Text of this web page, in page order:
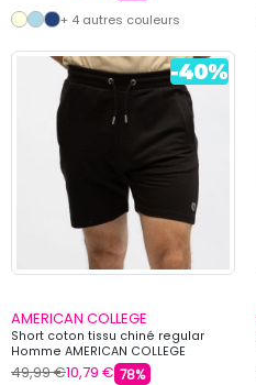
+ 4 autres couleurs
AMERICAN COLLEGE
Short coton tissu chiné regular
Homme AMERICAN COLLEGE
49,99 €10,79 € 78%